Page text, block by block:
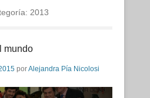
2013
mundo
porAlejandra Pía Nicolosi